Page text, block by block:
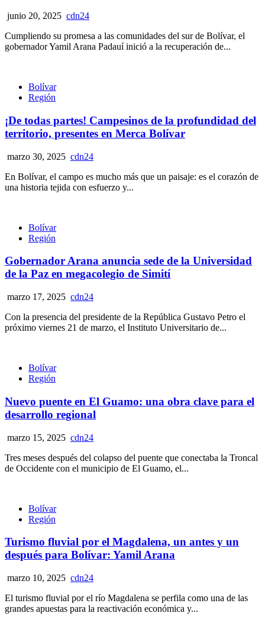
junio 20, 2025 cdn24
Cumpliendo su promesa a las comunidades del sur de Bolívar, el
gobernador Yamil Arana Padauí inició a la recuperación de...
Bolívar
Región
¡De todas partes! Campesinos de la profundidad del
territorio, presentes en Merca Bolívar
marzo 30, 2025 cdn24
En Bolívar, el campo es mucho más que un paisaje: es el corazón de
una historia tejida con esfuerzo y...
Bolívar
Región
Gobernador Arana anuncia sede de la Universidad
de la Paz en megacolegio de Simití
marzo 17, 2025 cdn24
Con la presencia del presidente de la República Gustavo Petro el
próximo viernes 21 de marzo, el Instituto Universitario de...
Bolívar
Región
Nuevo puente en El Guamo: una obra clave para el
desarrollo regional
marzo 15, 2025 cdn24
Tres meses después del colapso del puente que conectaba la Troncal
de Occidente con el municipio de El Guamo, el...
Bolívar
Región
Turismo fluvial por el Magdalena, un antes y un
después para Bolívar: Yamil Arana
marzo 10, 2025 cdn24
El turismo fluvial por el río Magdalena se perfila como una de las
grandes apuestas para la reactivación económica y...